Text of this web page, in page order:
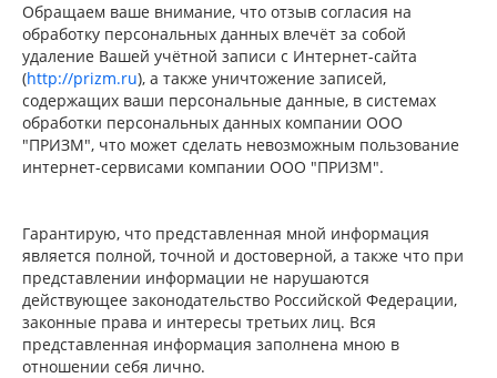
Обращаем ваше внимание, что отзыв согласия на
обработку персональных данных влечёт за собой
удаление Вашей учётной записи с Интернет-сайта
(http://prizm.ru), а также уничтожение записей,
содержащих ваши персональные данные, в системах
обработки персональных данных компании ООО
"ПРИЗМ", что может сделать невозможным пользование
интернет-сервисами компании ООО "ПРИЗМ".
Гарантирую, что представленная мной информация
является полной, точной и достоверной, а также что при
представлении информации не нарушаются
действующее законодательство Российской Федерации,
законные права и интересы третьих лиц. Вся
представленная информация заполнена мною в
отношении себя лично.